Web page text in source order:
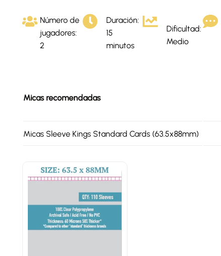
Número de
jugadores:
2
Duración:
15
minutos
Dificultad:
Medio
Micas recomendadas
Micas Sleeve Kings Standard Cards (63.5x88mm)